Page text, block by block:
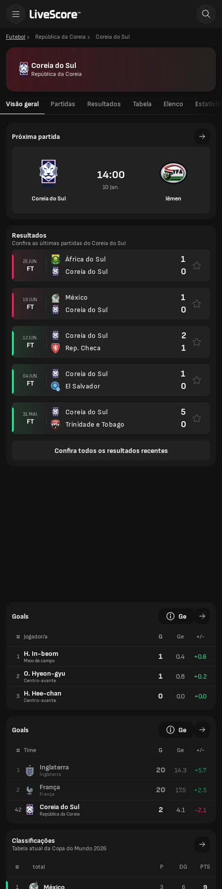
Futebol República da Coreia Coreia do Sul
Coreia do Sul
República da Coreia
Visão geral Partidas Resultados Tabela Elenco
Próxima partida
Coreia do Sul
14:00
10 Jan.
Iêmen
Resultados
Confira as últimas partidas do Coreia do Sul
25 JUN.
FT
África do Sul
Coreia do Sul
1
0
19 JUN.
FT
México
Coreia do Sul
1
0
12 JUN.
FT
Coreia do Sul
Rep. Checa
2
1
04 JUN.
FT
Coreia do Sul
El Salvador
1
0
31 MAI.
FT
Coreia do Sul
Trinidade e Tobago
5
0
Confira todos os resultados recentes
Goals Ge
# Jogador/a G Ge +/-
1 H. In-beom
Meio de campo 1 0.4 +0.6
2 O. Hyeon-gyu
Centro-avante 1 0.8 +0.2
3 H. Hee-chan
Centro-avante 0 0.0 +0.0
Goals Ge
# Time G Ge +/-
1 Inglaterra
Inglaterra 20 14.3 +5.7
2 França
França 20 17.5 +2.5
42 Coreia do Sul
República da Coreia 2 4.1 -2.1
Classificações
Tabela atual da Copa do Mundo 2026
# total
1 México
P DG PTS
3 6 9